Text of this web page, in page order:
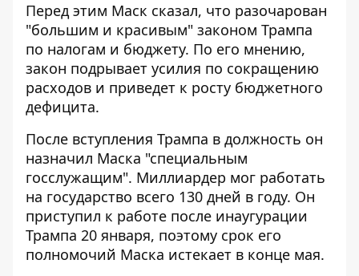
Перед этим Маск сказал, что разочарован
"большим и красивым" законом Трампа
по налогам и бюджету. По его мнению,
закон подрывает усилия по сокращению
расходов и приведет к росту бюджетного
дефицита.
После вступления Трампа в должность он
назначил Маска "специальным
госслужащим". Миллиардер мог работать
на государство всего 130 дней в году. Он
приступил к работе после инаугурации
Трампа 20 января, поэтому срок его
полномочий Маска истекает в конце мая.